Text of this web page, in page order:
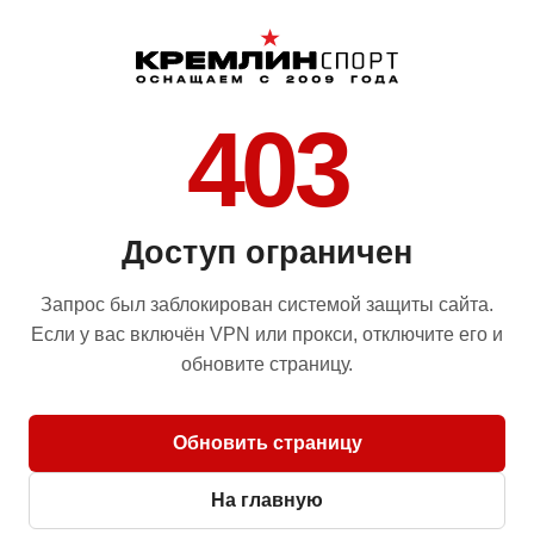
403
Доступ ограничен
Запрос был заблокирован системой защиты сайта.
Если у вас включён VPN или прокси, отключите его и
обновите страницу.
Обновить страницу
На главную